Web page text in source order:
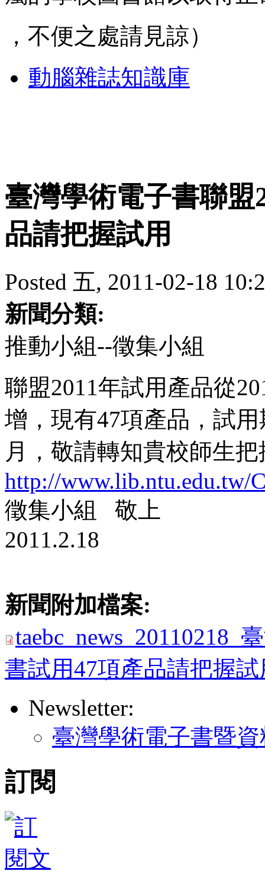
，不便之處請見諒）
動腦雜誌知識庫
臺灣學術電子書聯盟
品請把握試用
Posted 五, 2011-02-18
新聞分類:
推動小組--徵集小組
聯盟2011年試用產品從
增，現有47項產品，試
月，敬請轉知貴校師生
http://www.lib.ntu.edu.tw/
徵集小組 敬上
2011.2.18
新聞附加檔案:
taebc_news_20110218_
書試用47項產品請把握試
Newsletter:
臺灣學術電子書暨
訂閱